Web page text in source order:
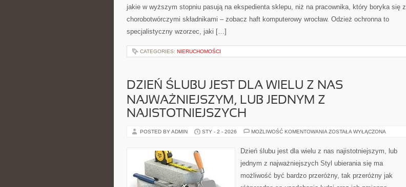
jakie w wyższym stopniu pasują na ekspedienta sklepu, niż na pracownika, który boryka się z
chorobotwórczymi składnikami – zobacz haft komputerowy wrocław. Odzież ochronna to
specjalistyczny wzorzec, jaki […]
CATEGORIES: NIERUCHOMOŚCI
DZIEŃ ŚLUBU JEST DLA WIELU Z NAS
NAJWAŻNIEJSZYM, LUB JEDNYM Z
NAJISTOTNIEJSZYCH
POSTED BY ADMIN STY - 2 - 2026 MOŻLIWOŚĆ KOMENTOWANIA DZIEŃ
WIELU
NAS
LUB
ZOSTAŁA WYŁĄCZONA
Dzień ślubu jest dla wielu z nas najistotniejszym, lub
jednym z najważniejszych Styl ubierania się ma
możliwość być bardzo przeróżny, tak przeróżny jak